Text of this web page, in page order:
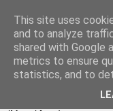
This site uses
and to analyze
shared with Google
metrics to ensure
statistics, and to